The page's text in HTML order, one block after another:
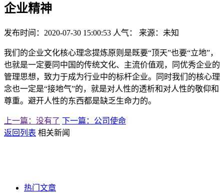
企业精神
发布时间：2020-07-30 15:00:53 人气： 来源：未知
我们的企业文化核心理念提炼原则是既要“顶天”也要“立地”，
也就是一定要同中国的传统文化、主流价值观，同优秀企业的
管理思想，致力于成为行业中的标杆企业。同时我们的核心理
念也一定是“接地气”的，就是对人性的透析和对人性的敬仰和
尊重。避开人性的东西都是缺乏生命力的。
上一篇：没有了 下一篇：公司使命
返回列表 相关新闻
热门文章